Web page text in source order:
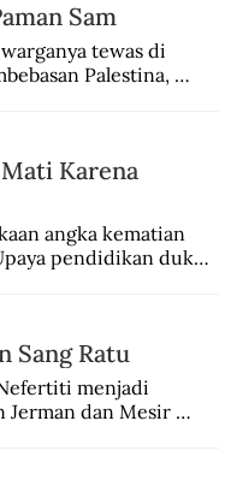
Sam
tewas di
Palestina,
Karena
angka kematian
pendidikan dukun
Sang Ratu
menjadi
Jerman dan Mesir